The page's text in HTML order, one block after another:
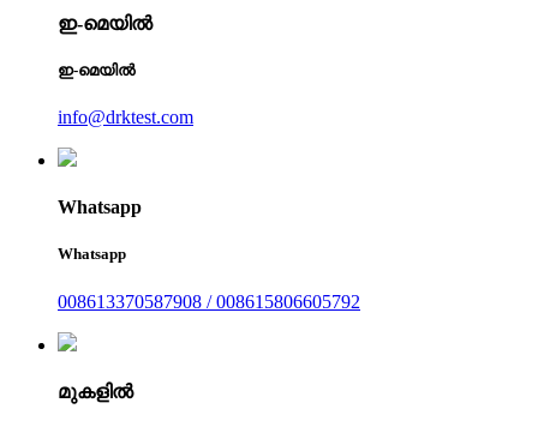
ഇ-മെയിൽ
ഇ-മെയിൽ
info@drktest.com
Whatsapp
Whatsapp
008613370587908 / 008615806605792
മുകളിൽ